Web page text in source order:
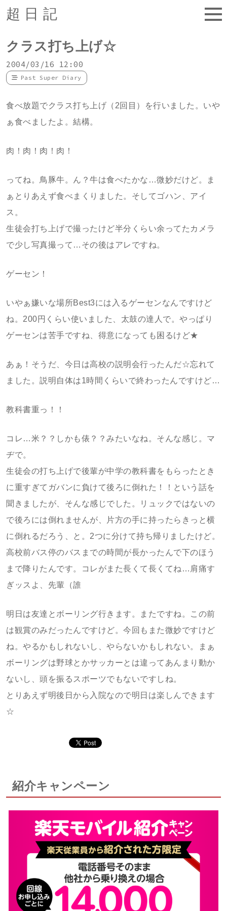
超日記
クラス打ち上げ☆
2004/03/16 12:00
Past Super Diary
食べ放題でクラス打ち上げ（2回目）を行いました。いや
ぁ食べましたよ。結構。
肉！肉！肉！肉！
ってね。鳥豚牛。ん？牛は食べたかな…微妙だけど。ま
ぁとりあえず食べまくりました。そしてゴハン、アイ
ス。
生徒会打ち上げで撮ったけど半分くらい余ってたカメラ
で少し写真撮って…その後はアレですね。
ゲーセン！
いやぁ嫌いな場所Best3には入るゲーセンなんですけど
ね。200円くらい使いました、太鼓の達人で。やっぱり
ゲーセンは苦手ですね、得意になっても困るけど★
あぁ！そうだ、今日は高校の説明会行ったんだ☆忘れて
ました。説明自体は1時間くらいで終わったんですけど…
教科書重っ！！
コレ…米？？しかも俵？？みたいなね。そんな感じ。マ
ヂで。
生徒会の打ち上げで後輩が中学の教科書をもらったとき
に重すぎてガバンに負けて後ろに倒れた！！という話を
聞きましたが、そんな感じでした。リュックではないの
で後ろには倒れませんが、片方の手に持ったらきっと横
に倒れるだろう、と。2つに分けて持ち帰りましたけど。
高校前バス停のバスまでの時間が長かったんで下のほう
まで降りたんです。コレがまた長くて長くてね…肩痛す
ぎッスよ、先輩（誰
明日は友達とボーリング行きます。またですね。この前
は観賞のみだったんですけど。今回もまた微妙ですけど
ね。やるかもしれないし、やらないかもしれない。まぁ
ボーリングは野球とかサッカーとは違ってあんまり動か
ないし、頭を振るスポーツでもないですしね。
とりあえず明後日から入院なので明日は楽しんできます
☆
紹介キャンペーン